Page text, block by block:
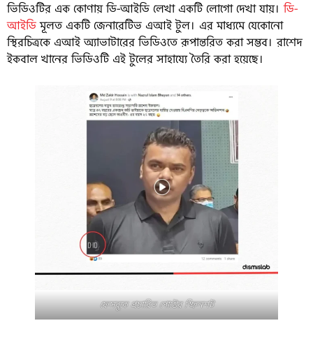
ভিডিওটির এক কোণায় ডি-আইডি লেখা একটি লোগো দেখা যায়।ডি-
আইডিমূলত একটি জেনারেটিভ এআই টুল। এর মাধ্যমে যেকোনো
স্থিরচিত্রকে এআই অ্যাভাটারের ভিডিওতে রূপান্তরিত করা সম্ভব। রাশেদ
ইকবাল খানের ভিডিওটি এই টুলের সাহায্যে তৈরি করা হয়েছে।
ফেসবুকে প্রচারিত পোস্টের স্ক্রিনশট